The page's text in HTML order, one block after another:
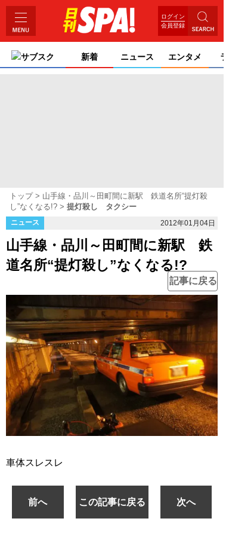
ログイン
会員登録
サブスク 新着 ニュース エンタメ
トップ
山手線・品川～田町間に新駅 鉄道名所“提灯殺
し”なくなる!?
提灯殺し タクシー
ニュース 2012年01月04日
山手線・品川～田町間に新駅 鉄
道名所“提灯殺し”なくなる!?
記事に戻る
車体スレスレ
前へ この記事に戻る 次へ